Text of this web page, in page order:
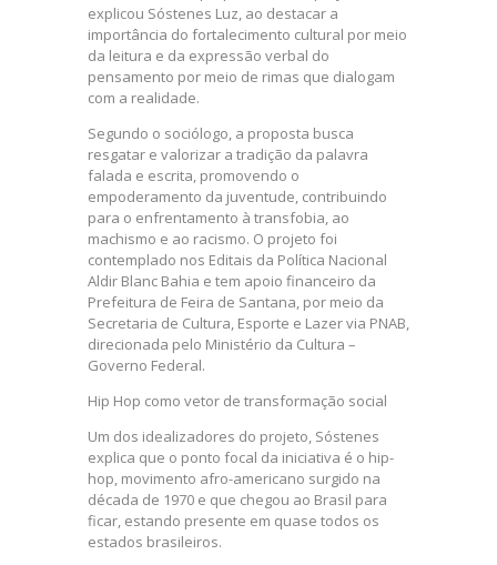
explicou Sóstenes Luz, ao destacar a
importância do fortalecimento cultural por meio
da leitura e da expressão verbal do
pensamento por meio de rimas que dialogam
com a realidade.
Segundo o sociólogo, a proposta busca
resgatar e valorizar a tradição da palavra
falada e escrita, promovendo o
empoderamento da juventude, contribuindo
para o enfrentamento à transfobia, ao
machismo e ao racismo. O projeto foi
contemplado nos Editais da Política Nacional
Aldir Blanc Bahia e tem apoio financeiro da
Prefeitura de Feira de Santana, por meio da
Secretaria de Cultura, Esporte e Lazer via PNAB,
direcionada pelo Ministério da Cultura –
Governo Federal.
Hip Hop como vetor de transformação social
Um dos idealizadores do projeto, Sóstenes
explica que o ponto focal da iniciativa é o hip-
hop, movimento afro-americano surgido na
década de 1970 e que chegou ao Brasil para
ficar, estando presente em quase todos os
estados brasileiros.